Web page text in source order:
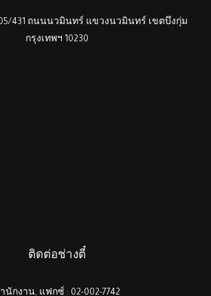
431 ถนนนวมินทร์ แขวงนวมินทร์ เขตบึงกุ่ม
กรุงเทพฯ 10230
ติดต่อช่างตี๋
นักงาน, แฟกซ์ : 02-002-7742